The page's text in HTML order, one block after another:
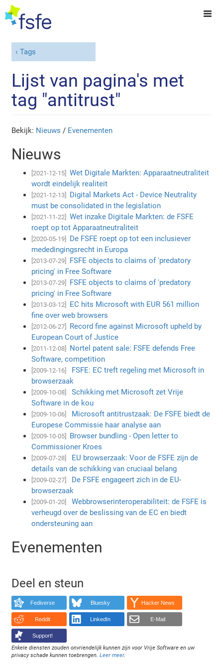
Tags
Lijst van pagina's met
tag "antitrust"
Bekijk: Nieuws / Evenementen
Nieuws
[2021-12-15]
Wet Digitale Markten: Apparaatneutraliteit
wordt eindelijk realiteit
[2021-12-13]
Digital Markets Act - Device Neutrality
must be consolidated in the legislation
[2021-11-22]
Wet inzake Digitale Markten: de FSFE
roept op tot Apparaatneutraliteit
[2020-05-19]
De FSFE roept op tot een inclusiever
mededingingsrecht in Europa
[2013-07-29]
FSFE objects to claims of 'predatory
pricing' in Free Software
[2013-07-29]
FSFE objects to claims of 'predatory
pricing' in Free Software
[2013-03-12]
EC hits Microsoft with EUR 561 million
fine over web browsers
[2012-06-27]
Record fine against Microsoft upheld by
European Court of Justice
[2011-12-08]
Nortel patent sale: FSFE defends Free
Software, competition
[2009-12-16]
FSFE: EC treft regeling met Microsoft in
browserzaak
[2009-10-08]
Schikking met Microsoft zet Vrije
Software in de kou
[2009-10-06]
Microsoft antitrustzaak: De FSFE biedt de
Europese Commissie haar analyse aan
[2009-10-05]
Browser bundling - Open letter to
Commissioner Kroes
[2009-07-28]
EU browserzaak: Voor de FSFE zijn de
details van de schikking van cruciaal belang
[2009-02-27]
De FSFE engageert zich in de EU-
browserzaak
[2009-01-20]
Webbrowserinteroperabiliteit: de FSFE is
verheugd over de beslissing van de EC en biedt
ondersteuning aan
Evenementen
Deel en steun
Fediverse Bluesky Hacker News
Reddit LinkedIn E-Mail
Support!
Enkele diensten zouden onvriendelijk kunnen zijn voor Vrije Software en uw
privacy schade kunnen toebrengen.Leer meer.